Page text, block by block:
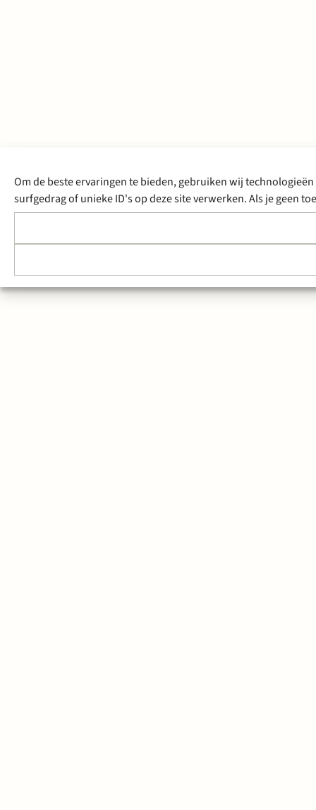
Om de beste ervaringen te bieden, gebruiken wij
surfgedrag of unieke ID's op deze site verwerken. Als je geen